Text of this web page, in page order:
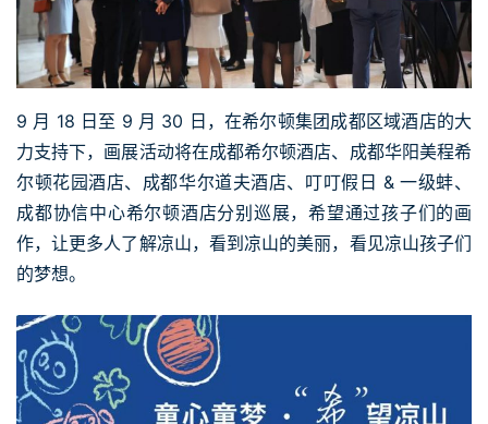
9 月 18 日至 9 月 30 日，在希尔顿集团成都区域酒店的大
力支持下，画展活动将在成都希尔顿酒店、成都华阳美程希
尔顿花园酒店、成都华尔道夫酒店、叮叮假日 & 一级蚌、
成都协信中心希尔顿酒店分别巡展，希望通过孩子们的画
作，让更多人了解凉山，看到凉山的美丽，看见凉山孩子们
的梦想。